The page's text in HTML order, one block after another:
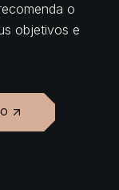
o
objetivos e